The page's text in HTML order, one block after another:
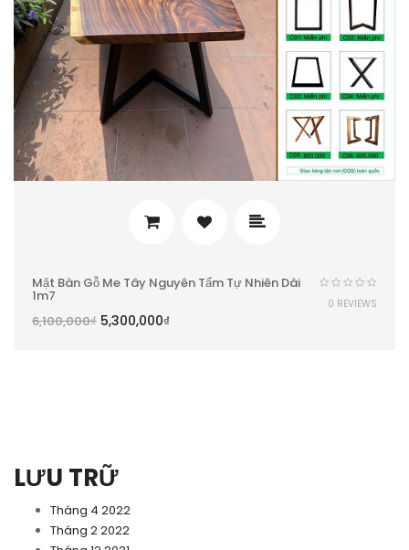
LƯU TRỮ
Tháng 4 2022
Tháng 2 2022
Mặt Bàn Gỗ Me Tây Nguyên Tấm Tự Nhiên Dài
1m7
6,100,000₫ 5,300,000₫
0 REVIEWS